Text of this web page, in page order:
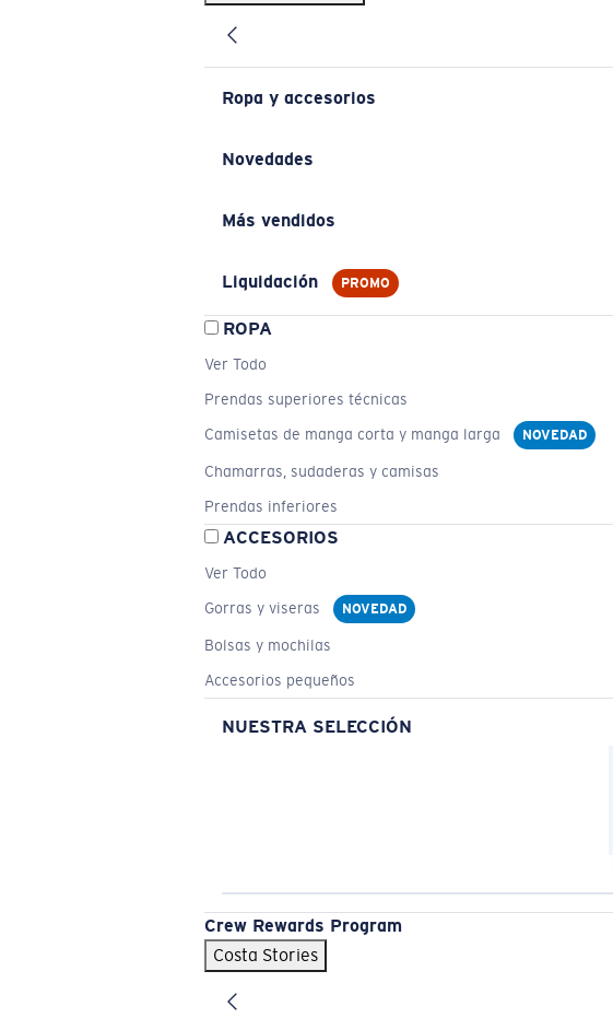
Ropa y accesorios
Novedades
Más vendidos
Liquidación PROMO
ROPA
Ver Todo
Prendas superiores técnicas
Camisetas de manga corta y manga larga
NOVEDAD
Chamarras, sudaderas y camisas
Prendas inferiores
ACCESORIOS
Ver Todo
Gorras y viseras
NOVEDAD
Bolsas y mochilas
Accesorios pequeños
NUESTRA SELECCIÓN
Crew Rewards Program
Costa Stories